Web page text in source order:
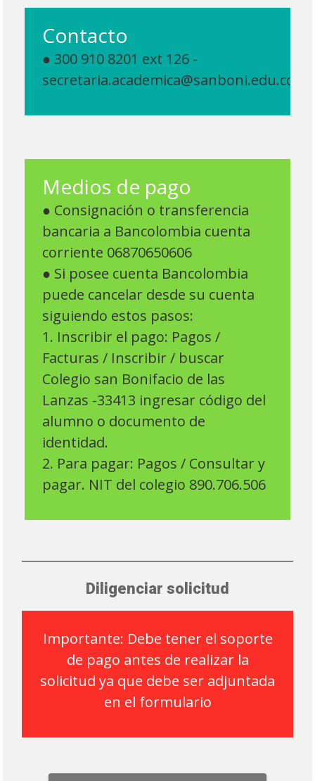
Contacto
● 300 910 8201 ext 126 -
secretaria.academica@sanboni.edu.co
Medios de pago
● Consignación o transferencia
bancaria a Bancolombia cuenta
corriente 06870650606
● Si posee cuenta Bancolombia
puede cancelar desde su cuenta
siguiendo estos pasos:
1. Inscribir el pago: Pagos /
Facturas / Inscribir / buscar
Colegio san Bonifacio de las
Lanzas -33413 ingresar código del
alumno o documento de
identidad.
2. Para pagar: Pagos / Consultar y
pagar. NIT del colegio 890.706.506
Diligenciar solicitud
Importante: Debe tener el soporte
de pago antes de realizar la
solicitud ya que debe ser adjuntada
en el formulario